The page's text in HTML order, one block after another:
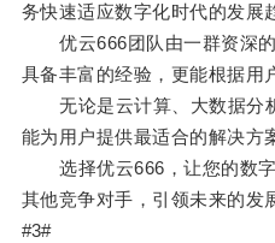
务快速适应数字化时代的发展
优云666团队由一群资深的
具备丰富的经验，更能根据用
无论是云计算、大数据分
能为用户提供最适合的解决方
选择优云666，让您的数字
其他竞争对手，引领未来的发
#3#